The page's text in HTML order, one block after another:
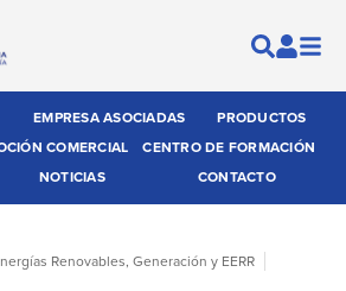
EMPRESA ASOCIADAS
PRODUCTOS
COMERCIAL
CENTRO DE FORMACIÓN
NOTICIAS CONTACTO
Renovables, Generación y EERR